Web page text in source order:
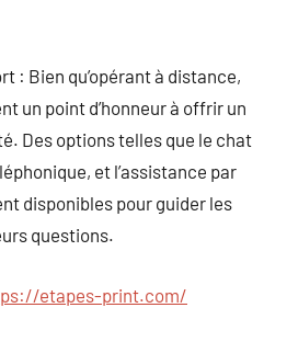
: Bien qu’opérant à distance,
un point d’honneur à offrir un
Des options telles que le chat
et l’assistance par
disponibles pour guider les
questions.
etapes-print.com/